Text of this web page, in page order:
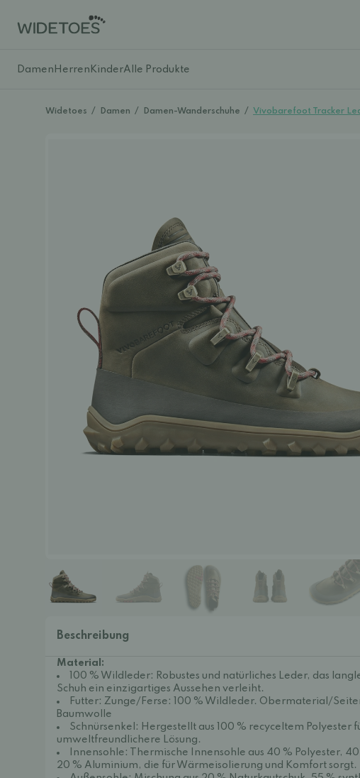
Damen Herren KinderAlle Produkte
Widetoes / Damen / Damen-Wanderschuhe / Vivobarefoot Tracker
Beschreibung
Material:
100 % Wildleder: Robustes und natürliches Leder, das
Schuh ein einzigartiges Aussehen verleiht.
Futter: Zunge/Ferse: 100 % Wildleder. Obermaterial/
Baumwolle
Schnürsenkel: Hergestellt aus 100 % recyceltem Polyester
umweltfreundlichere Lösung.
Innensohle: Thermische Innensohle aus 40 % Polyester,
20 % Aluminium, die für Wärmeisolierung und Komfort sorgt.